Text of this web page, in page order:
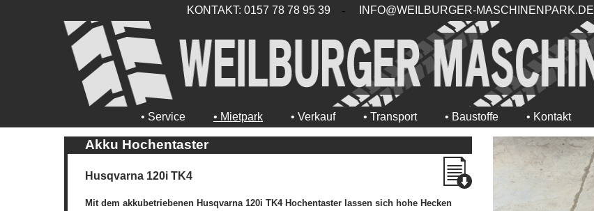
KONTAKT: 0157 78 78 95 39- INFO@WEILBURGER-MASCHINENPARK.DE
• Service • Mietpark • Verkauf • Transport • Baustoffe • Kontakt
Akku Hochentaster
Husqvarna 120i TK4
Mit dem akkubetriebenen Husqvarna 120i TK4 Hochentaster lassen sich hohe Hecken